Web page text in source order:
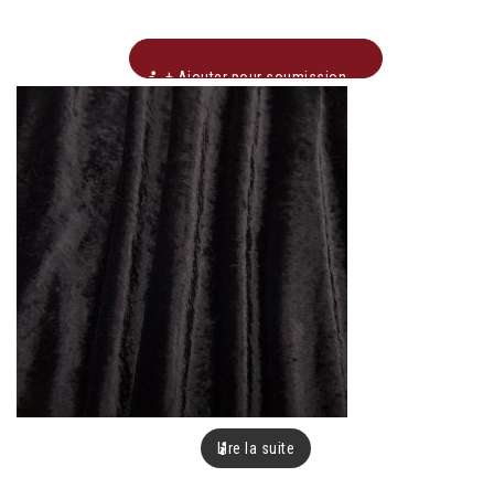
+ Ajouter pour soumission
Lire la suite